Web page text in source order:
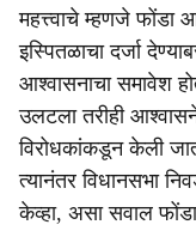
महत्त्वाचे म्हणजे फोंडा
इस्पितळाचा दर्जा
आश्‍वासनाचा समावेश
उलटला तरीही
विरोधकांकडून केली
त्यानंतर विधानसभा
केव्हा, असा सवाल